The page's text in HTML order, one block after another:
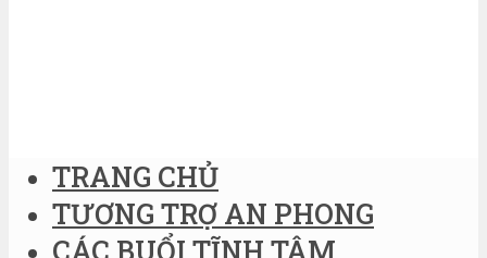
TRANG CHỦ
TƯƠNG TRỢ AN PHONG